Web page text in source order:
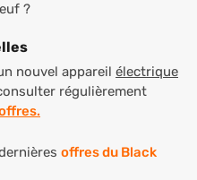
?
nouvel appareil électrique
régulièrement
offres du Black